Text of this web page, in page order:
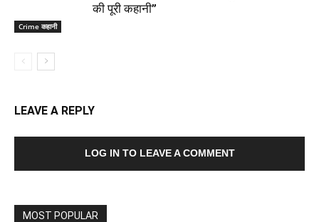
Crime कहानी
की पूरी कहानी”
LEAVE A REPLY
LOG IN TO LEAVE A COMMENT
MOST POPULAR